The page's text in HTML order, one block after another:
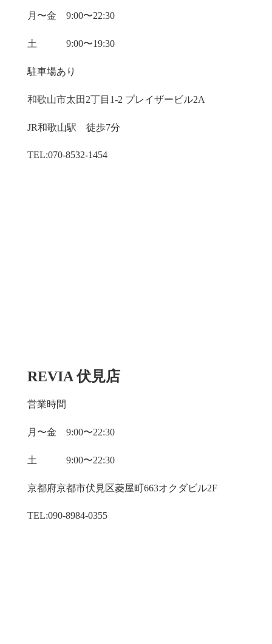
月〜金 9:00〜22:30
土 9:00〜19:30
駐車場あり
和歌山市太田2丁目1-2 プレイザービル2A
JR和歌山駅 徒歩7分
TEL:070-8532-1454
REVIA 伏見店
営業時間
月〜金 9:00〜22:30
土 9:00〜22:30
京都府京都市伏見区菱屋町663オクダビル2F
TEL:090-8984-0355